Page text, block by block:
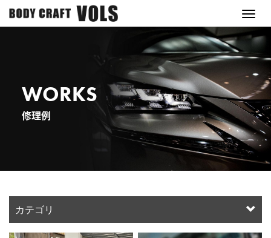
M
e
n
u
WORKS
修理例
カテゴリ